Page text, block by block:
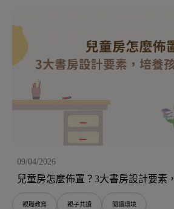
09/04/2026
兒童房怎麼佈置？3大書房設計要素
親職教育 親子共讀 閱讀環境